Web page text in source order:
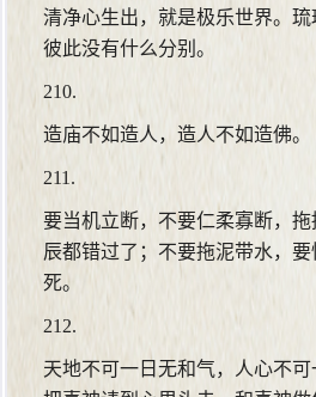
清净心生出，就是极乐世界。琉
彼此没有什么分别。
210.
造庙不如造人，造人不如造佛。
211.
要当机立断，不要仁柔寡断，
辰都错过了；不要拖泥带水，
死。
212.
天地不可一日无和气，人心不